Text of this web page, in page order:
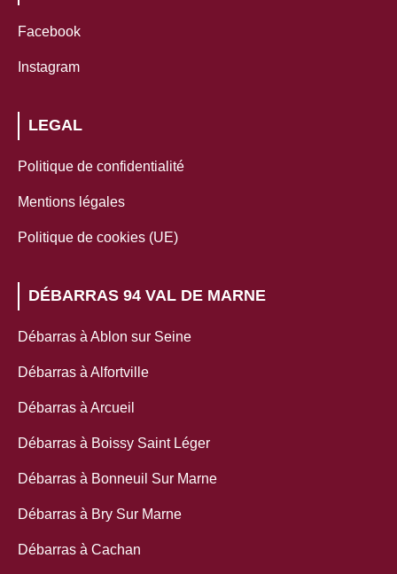
Facebook
Instagram
LEGAL
Politique de confidentialité
Mentions légales
Politique de cookies (UE)
DÉBARRAS 94 VAL DE MARNE
Débarras à Ablon sur Seine
Débarras à Alfortville
Débarras à Arcueil
Débarras à Boissy Saint Léger
Débarras à Bonneuil Sur Marne
Débarras à Bry Sur Marne
Débarras à Cachan